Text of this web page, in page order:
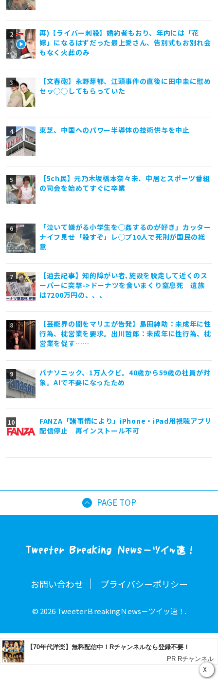
X
再)【ライバー刺殺】婚約者もおり、年内には「花
嫁」になるはずだった最上愛さん、告別式もお別れ会
もなく火葬のみ
【文春砲】永野芽郁、江頭事件の直後に田中圭に慰め
セッ◯◯してもらっていた
東芝、中国へのパワー半導体の技術供与を中止
【5ch民】元乃木坂橋本奈々未、中居とスポーツ番組
の司会を始めてすぐに卒業
「泣いて嫌がる小学生を◯姦するのが好き」カッター
ナイフ見せ「殺すぞ」レ◯プ10人で死刑が国民の総
意
【過去記事】知的障がい者､施設を脱走して近くのス
ーパーに突撃->ドーナツを食いまくり窒息死 遺族
は7200万円の、、、
【芸能界の闇をマリエが告発】島田紳助：未成年に性
行為、枕営業を要求。出川哲郎：未成年に性行為、枕
営業を促す……
パナソニック、1万人クビ。40歳から59歳の社員が対
象。AIで不要になったため
FANZA「諸事情により」iPhone・iPad用視聴アプリ
配信停止 再インストール不可
PAGE TOP
お問い合わせ プライバシーポリシー
© 2026 TweeterＢreakingＮews－ツイッ速！.